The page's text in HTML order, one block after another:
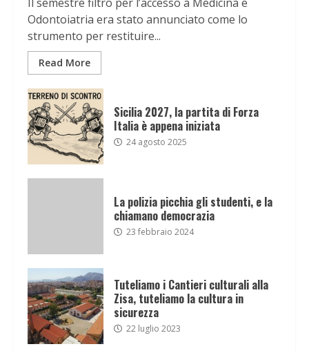
Odontoiatria era stato annunciato come lo
strumento per restituire...
Read More
Sicilia 2027, la partita di Forza
Italia è appena iniziata
24 agosto 2025
La polizia picchia gli studenti, e la
chiamano democrazia
23 febbraio 2024
Tuteliamo i Cantieri culturali alla
Zisa, tuteliamo la cultura in
sicurezza
22 luglio 2023